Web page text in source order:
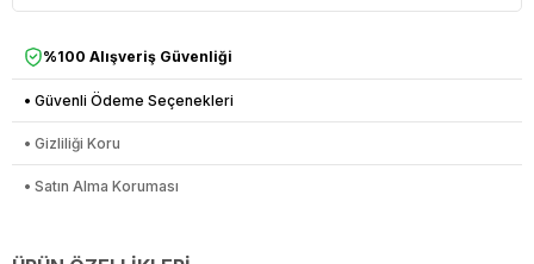
%100 Alışveriş Güvenliği
• Güvenli Ödeme Seçenekleri
• Gizliliği Koru
• Satın Alma Koruması